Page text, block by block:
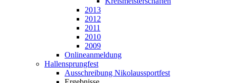
2013
2012
2011
2010
2009
Onlineanmeldung
Hallensprungfest
Ausschreibung Nikolaussportfest